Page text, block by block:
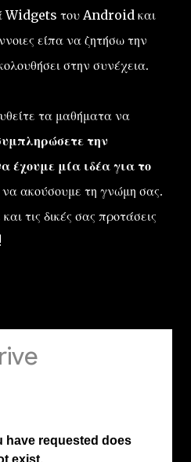
Widgets του Android και
είπα να ζητήσω την
στην συνέχεια.
τα μαθήματα να
την
μία ιδέα για το
ακούσουμε τη γνώμη σας.
τις δικές σας προτάσεις